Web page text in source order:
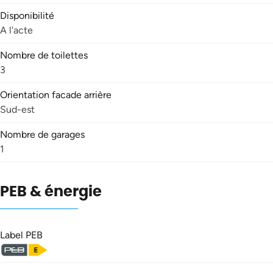
Disponibilité
A l'acte
Nombre de toilettes
3
Orientation facade arrière
Sud-est
Nombre de garages
1
PEB & énergie
Label PEB